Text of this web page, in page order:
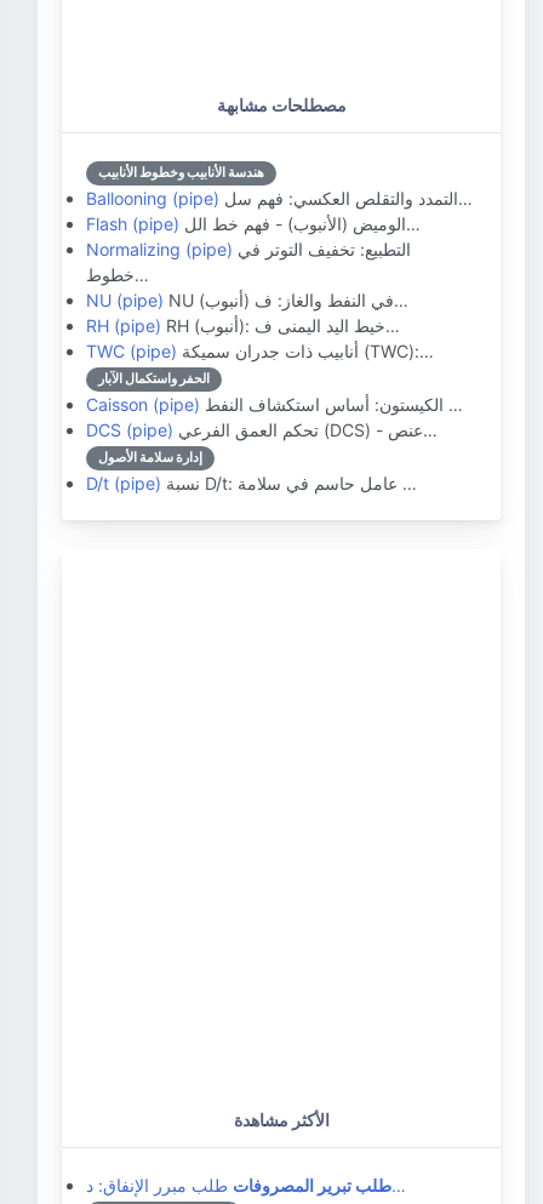
مصطلحات مشابهة
هندسة الأنابيب وخطوط الأنابيب
Ballooning (pipe)
التمدد والتقلص العكسي: فهم سل…
Flash (pipe)
الوميض (الأنبوب) - فهم خط الل…
Normalizing (pipe)
خطوط…
NU (pipe)
NU (أنبوب) في النفط والغاز: ف…
RH (pipe)
RH (أنبوب): خيط اليد اليمنى ف…
TWC (pipe)
أنابيب ذات جدران سميكة (TWC):…
الحفر واستكمال الآبار
Caisson (pipe)
الكيستون: أساس استكشاف النفط …
DCS (pipe)
تحكم العمق الفرعي (DCS) - عنص…
إدارة سلامة الأصول
D/t (pipe) نسبة D/t: عامل حاسم في سلامة …
الأكثر مشاهدة
طلب تبرير المصروفاتطلب مبرر الإنفاق: د…